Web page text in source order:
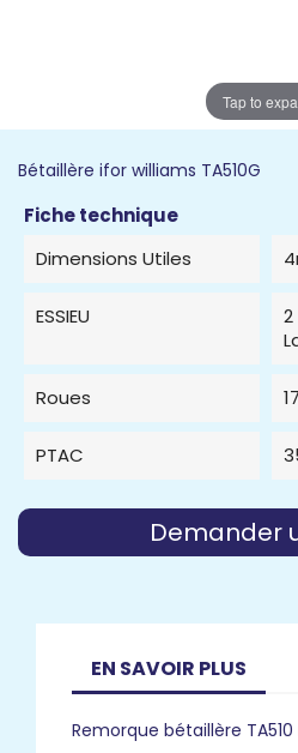
Tap to
Bétaillère ifor williams TA510G
Fiche technique
Dimensions Utiles
ESSIEU
2
Roues
PTAC
Demander
EN SAVOIR PLUS
Remorque bétaillère